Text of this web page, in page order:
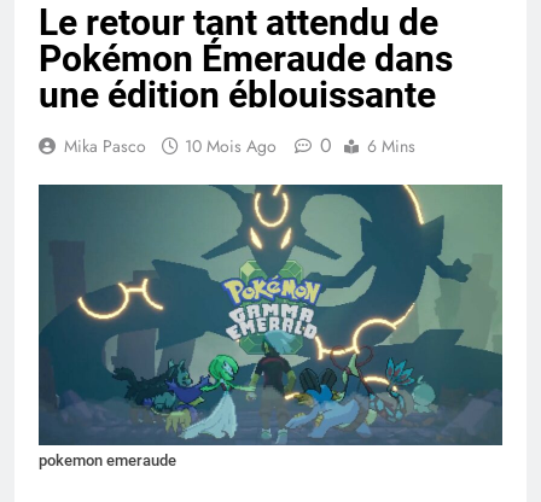
Le retour tant attendu de
Pokémon Émeraude dans
une édition éblouissante
Mika Pasco 10 Mois Ago 0 6 Mins
pokemon emeraude